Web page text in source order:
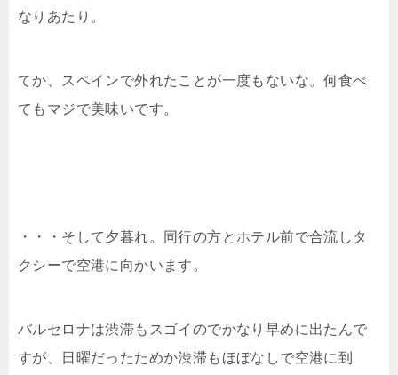
なりあたり。
てか、スペインで外れたことが一度もないな。何食べ
てもマジで美味いです。
・・・そして夕暮れ。同行の方とホテル前で合流しタ
クシーで空港に向かいます。
バルセロナは渋滞もスゴイのでかなり早めに出たんで
すが、日曜だったためか渋滞もほぼなしで空港に到